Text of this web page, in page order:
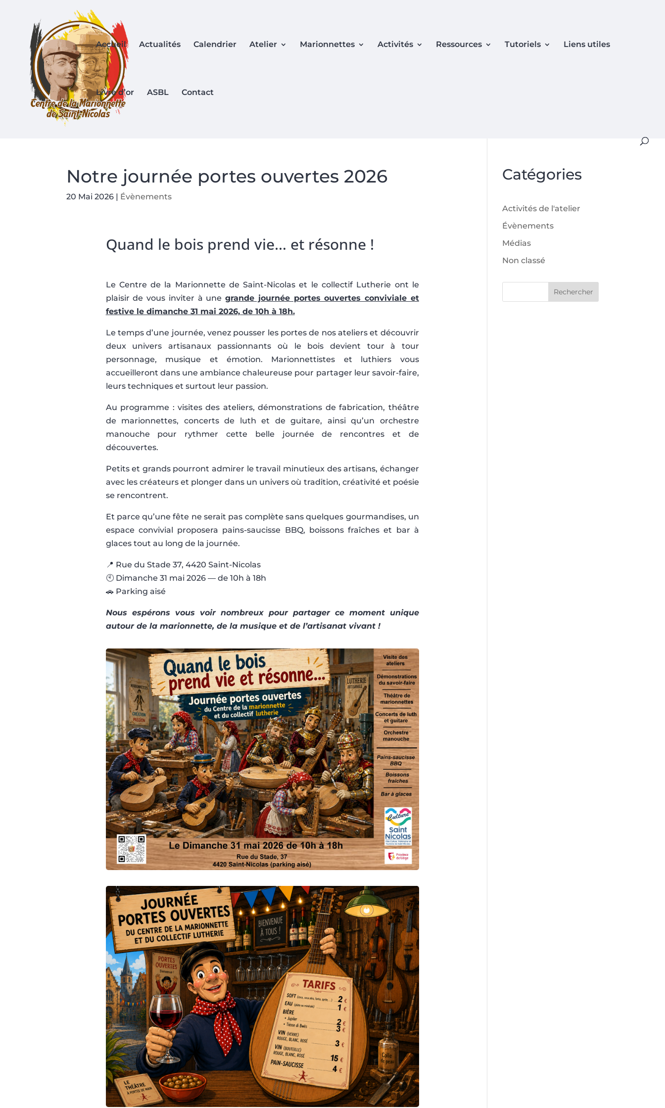
Accueil Actualités Calendrier Atelier Marionnettes Activités Ressources Tutoriels Liens utiles
Livre d’or ASBL Contact
Notre journée portes ouvertes 2026
20 Mai 2026 | Évènements
Quand le bois prend vie… et résonne !
Le Centre de la Marionnette de Saint-Nicolas et le collectif Lutherie ont le
plaisir de vous inviter à unegrande journée portes ouvertes conviviale et
festive le dimanche 31 mai 2026, de 10h à 18h.
Le temps d’une journée, venez pousser les portes de nos ateliers et découvrir
deux univers artisanaux passionnants où le bois devient tour à tour
personnage, musique et émotion. Marionnettistes et luthiers vous
accueilleront dans une ambiance chaleureuse pour partager leur savoir-faire,
leurs techniques et surtout leur passion.
Au programme : visites des ateliers, démonstrations de fabrication, théâtre
de marionnettes, concerts de luth et de guitare, ainsi qu’un orchestre
manouche pour rythmer cette belle journée de rencontres et de
découvertes.
Petits et grands pourront admirer le travail minutieux des artisans, échanger
avec les créateurs et plonger dans un univers où tradition, créativité et poésie
se rencontrent.
Et parce qu’une fête ne serait pas complète sans quelques gourmandises, un
espace convivial proposera pains-saucisse BBQ, boissons fraîches et bar à
glaces tout au long de la journée.
📍 Rue du Stade 37, 4420 Saint-Nicolas
🕙 Dimanche 31 mai 2026 — de 10h à 18h
🚗 Parking aisé
Nous espérons vous voir nombreux pour partager ce moment unique
autour de la marionnette, de la musique et de l’artisanat vivant !
Catégories
Activités de l'atelier
Évènements
Médias
Non classé
Rechercher